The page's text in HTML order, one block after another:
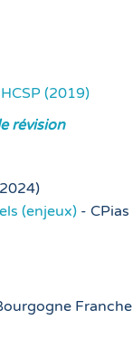
(2019)
révision
(enjeux) -